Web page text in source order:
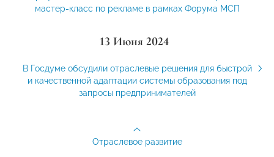
мастер-класс по рекламе в рамках Форума МСП
13 Июня 2024
В Госдуме обсудили отраслевые решения для быстрой
и качественной адаптации системы образования под
запросы предпринимателей
Отраслевое развитие